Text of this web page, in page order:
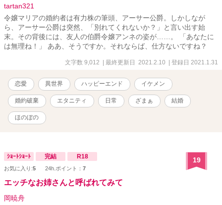
tartan321
令嬢マリアの婚約者は有力株の筆頭、アーサー公爵。しかしなが
ら、アーサー公爵は突然、「別れてくれないか？」と言い出す始
末。その背後には、友人の伯爵令嬢アンネの姿が……。 「あなたに
は無理ね！」 ああ、そうですか。それならば、仕方ないですね？
文字数 9,012 | 最終更新日 2021.2.10 | 登録日 2021.1.31
恋愛 異世界 ハッピーエンド イケメン
婚約破棄 エタニティ 日常 ざまぁ 結婚
ほのぼの
ｼｮｰﾄｼｮｰﾄ 完結 R18
お気に入り:5 24h.ポイント： 7
19
エッチなお姉さんと呼ばれてみて
岡暁舟